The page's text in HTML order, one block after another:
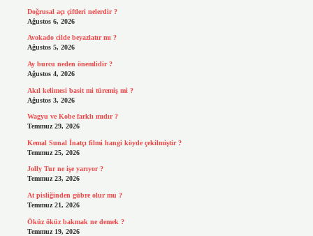
Doğrusal açı çiftleri nelerdir ?
Ağustos 6, 2026
Avokado cilde beyazlatır mı ?
Ağustos 5, 2026
Ay burcu neden önemlidir ?
Ağustos 4, 2026
Akıl kelimesi basit mi türemiş mi ?
Ağustos 3, 2026
Wagyu ve Kobe farklı mıdır ?
Temmuz 29, 2026
Kemal Sunal İnatçı filmi hangi köyde çekilmiştir ?
Temmuz 25, 2026
Jolly Tur ne işe yarıyor ?
Temmuz 23, 2026
At pisliğinden gübre olur mu ?
Temmuz 21, 2026
Öküz öküz bakmak ne demek ?
Temmuz 19, 2026